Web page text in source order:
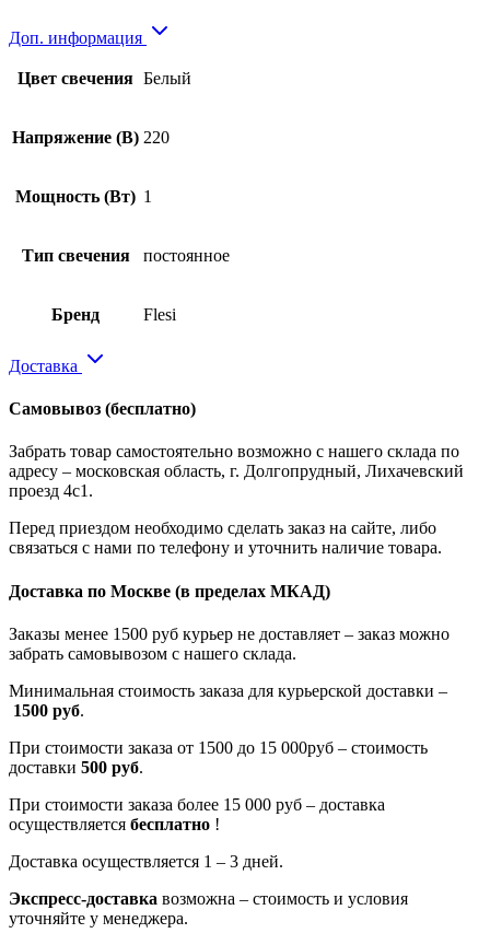
Доп. информация
Цвет свечения Белый
Напряжение (В) 220
Мощность (Вт) 1
Тип свечения постоянное
Бренд Flesi
Доставка
Самовывоз (бесплатно)
Забрать товар самостоятельно возможно с нашего склада по
адресу – московская область, г. Долгопрудный, Лихачевский
проезд 4с1.
Перед приездом необходимо сделать заказ на сайте, либо
связаться с нами по телефону и уточнить наличие товара.
Доставка по Москве (в пределах МКАД)
Заказы менее 1500 руб курьер не доставляет – заказ можно
забрать самовывозом с нашего склада.
Минимальная стоимость заказа для курьерской доставки –
1500 руб.
При стоимости заказа от 1500 до 15 000руб – стоимость
доставки 500 руб.
При стоимости заказа более 15 000 руб – доставка
осуществляется бесплатно !
Доставка осуществляется 1 – 3 дней.
Экспресс-доставка возможна – стоимость и условия
уточняйте у менеджера.